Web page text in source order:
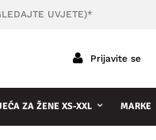
UVJETE)*
Prijavite se
ZA ŽENE XS-XXL MARKE